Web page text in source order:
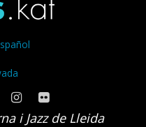
i Jazz de Lleida